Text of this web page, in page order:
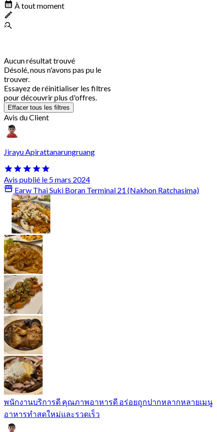
À tout moment
Aucun résultat trouvé
Désolé, nous n'avons pas pu le
trouver.
Essayez de réinitialiser les filtres
pour découvrir plus d'offres.
Effacer tous les filtres
Avis du Client
Jirayu Apirattanarungruang
Avis publié le 5 mars 2024
Earw Thai Suki Boran Terminal 21 (Nakhon Ratchasima)
พนักงานบริการดี คุณภาพอาหารดี อร่อยถูกปากหลากหลายเมนู
อาหารทำสดใหม่และรวดเร็ว